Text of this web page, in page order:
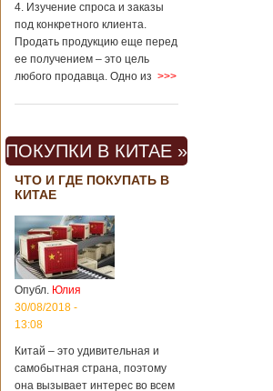
4. Изучение спроса и заказы
под конкретного клиента.
Продать продукцию еще перед
ее получением – это цель
любого продавца. Одно из >>>
ПОКУПКИ В КИТАЕ »
ЧТО И ГДЕ ПОКУПАТЬ В
КИТАЕ
Опубл. Юлия
30/08/2018 -
13:08
Китай – это удивительная и
самобытная страна, поэтому
она вызывает интерес во всем